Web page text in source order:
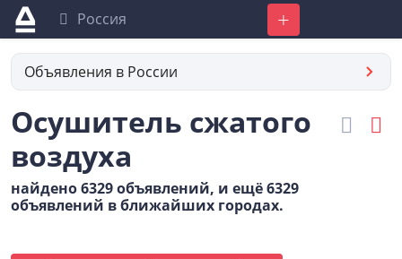
Россия Добавить
Объявления в России
Осушитель сжатого
воздуха
найдено 6329 объявлений, и ещё 6329
объявлений в ближайших городах.